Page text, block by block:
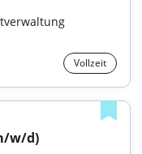
Vollzeit
w/d)